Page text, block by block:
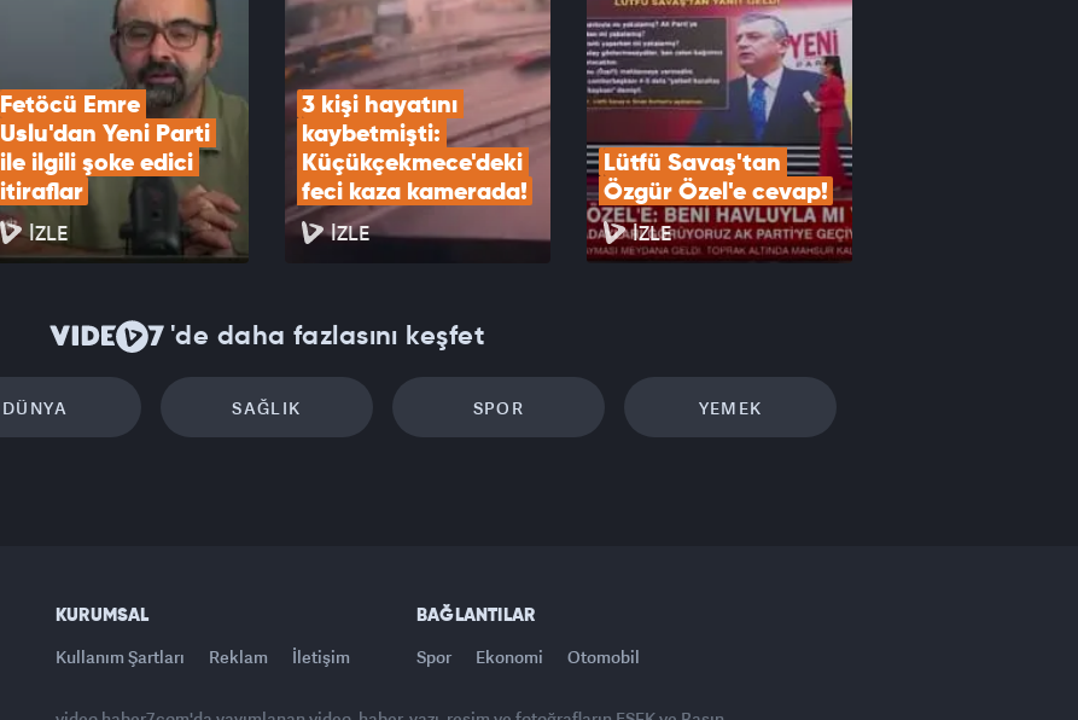
Fetöcü Emre
Uslu'dan Yeni Parti
ile ilgili şoke edici
itiraflar
İZLE
3 kişi hayatını
kaybetmişti:
Küçükçekmece'deki
feci kaza kamerada!
İZLE
Lütfü Savaş'tan
Özgür Özel'e cevap!
İZLE
'de daha fazlasını keşfet
DÜNYA SAĞLIK SPOR YEMEK
KURUMSAL
Kullanım Şartları Reklam İletişim
BAĞLANTILAR
Spor Ekonomi Otomobil